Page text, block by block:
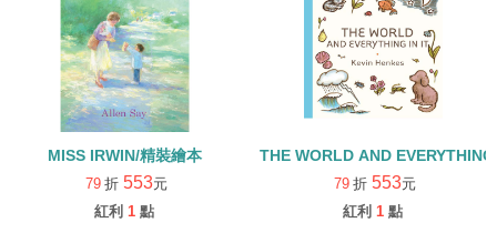
MISS IRWIN/精裝繪本
79 折 553元
紅利 1 點
THE WORLD AND
79 折 553元
紅利 1 點